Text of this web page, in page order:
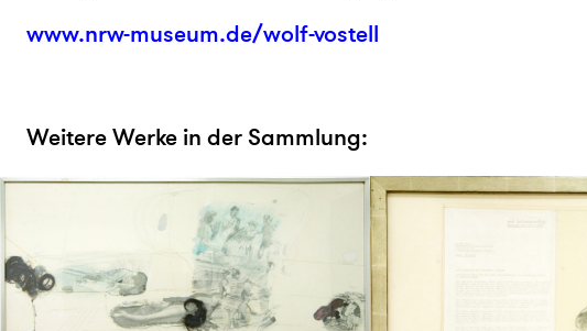
www.nrw-museum.de/wolf-vostell
Weitere Werke in der Sammlung: